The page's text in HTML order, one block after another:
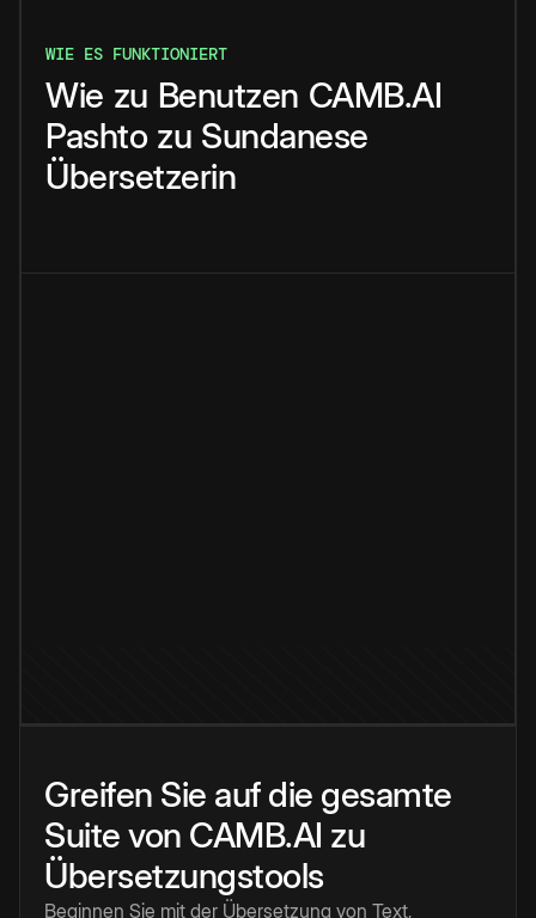
WIE ES FUNKTIONIERT
Wie zu Benutzen CAMB.AI
Pashto zu Sundanese
Übersetzerin
Greifen Sie auf die gesamte
Suite von CAMB.AI zu
Übersetzungstools
Beginnen Sie mit der Übersetzung von Text,